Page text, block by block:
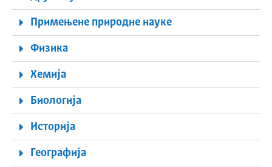
Примењене природне науке
Физика
Хемија
Биологија
Историја
Географија